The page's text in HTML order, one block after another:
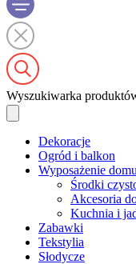
Wyszukiwarka
Dekoracje
Ogród i balkon
Wyposażenie domu
Środki
Akcesoria
Kuchnia i
Zabawki
Tekstylia
Słodycze